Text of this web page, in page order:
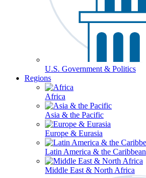
U.S. Government & Politics
Regions
Africa
Asia & the Pacific
Europe & Eurasia
Latin America & the Caribbean
Middle East & North Africa